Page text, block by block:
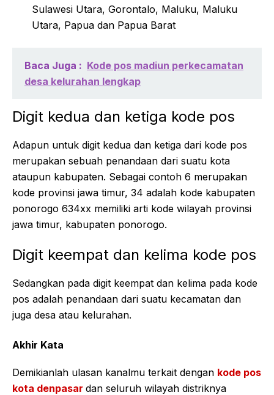
Sulawesi Utara, Gorontalo, Maluku, Maluku
Utara, Papua dan Papua Barat
Baca Juga : Kode pos madiun perkecamatan
desa kelurahan lengkap
Digit kedua dan ketiga kode pos
Adapun untuk digit kedua dan ketiga dari kode pos
merupakan sebuah penandaan dari suatu kota
ataupun kabupaten. Sebagai contoh 6 merupakan
kode provinsi jawa timur, 34 adalah kode kabupaten
ponorogo 634xx memiliki arti kode wilayah provinsi
jawa timur, kabupaten ponorogo.
Digit keempat dan kelima kode pos
Sedangkan pada digit keempat dan kelima pada kode
pos adalah penandaan dari suatu kecamatan dan
juga desa atau kelurahan.
Akhir Kata
Demikianlah ulasan kanalmu terkait dengan kode pos
kota denpasar dan seluruh wilayah distriknya